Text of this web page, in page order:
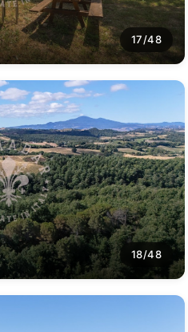
17/48
18/48